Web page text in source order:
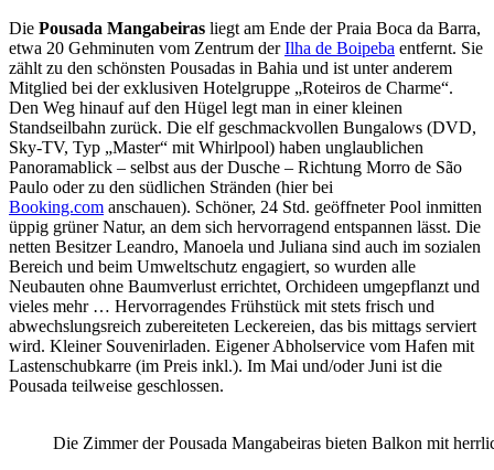
Die Pousada Mangabeiras liegt am Ende der Praia Boca da Barra,
etwa 20 Gehminuten vom Zentrum derIlha de Boipeba entfernt. Sie
zählt zu den schönsten Pousadas in Bahia und ist unter anderem
Mitglied bei der exklusiven Hotelgruppe „Roteiros de Charme“.
Den Weg hinauf auf den Hügel legt man in einer kleinen
Standseilbahn zurück. Die elf geschmackvollen Bungalows (DVD,
Sky-TV, Typ „Master“ mit Whirlpool) haben unglaublichen
Panoramablick – selbst aus der Dusche – Richtung Morro de São
Paulo oder zu den südlichen Stränden (hier bei
Booking.com anschauen). Schöner, 24 Std. geöffneter Pool inmitten
üppig grüner Natur, an dem sich hervorragend entspannen lässt. Die
netten Besitzer Leandro, Manoela und Juliana sind auch im sozialen
Bereich und beim Umweltschutz engagiert, so wurden alle
Neubauten ohne Baumverlust errichtet, Orchideen umgepflanzt und
vieles mehr … Hervorragendes Frühstück mit stets frisch und
abwechslungsreich zubereiteten Leckereien, das bis mittags serviert
wird. Kleiner Souvenirladen. Eigener Abholservice vom Hafen mit
Lastenschubkarre (im Preis inkl.). Im Mai und/oder Juni ist die
Pousada teilweise geschlossen.
Die Zimmer der Pousada Mangabeiras bieten Balkon mit